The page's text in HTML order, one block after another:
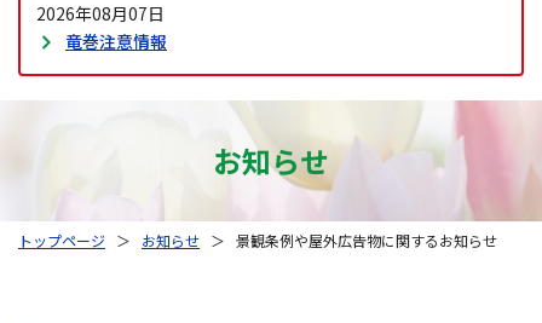
2026年08月07日
竜巻注意情報
お知らせ
トップページ ＞ お知らせ ＞ 景観条例や屋外広告物に関するお知らせ